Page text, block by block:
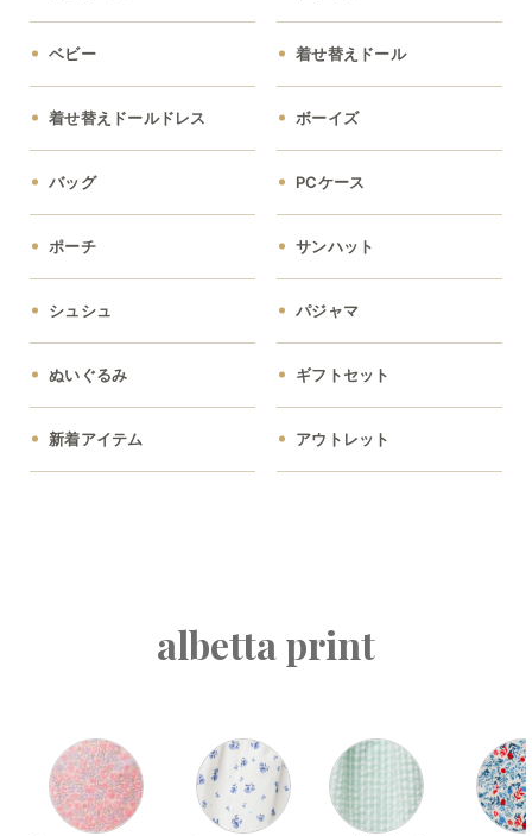
ベビー 着せ替えドール
着せ替えドールドレス ボーイズ
バッグ PCケース
ポーチ サンハット
シュシュ パジャマ
ぬいぐるみ ギフトセット
新着アイテム アウトレット
albetta print